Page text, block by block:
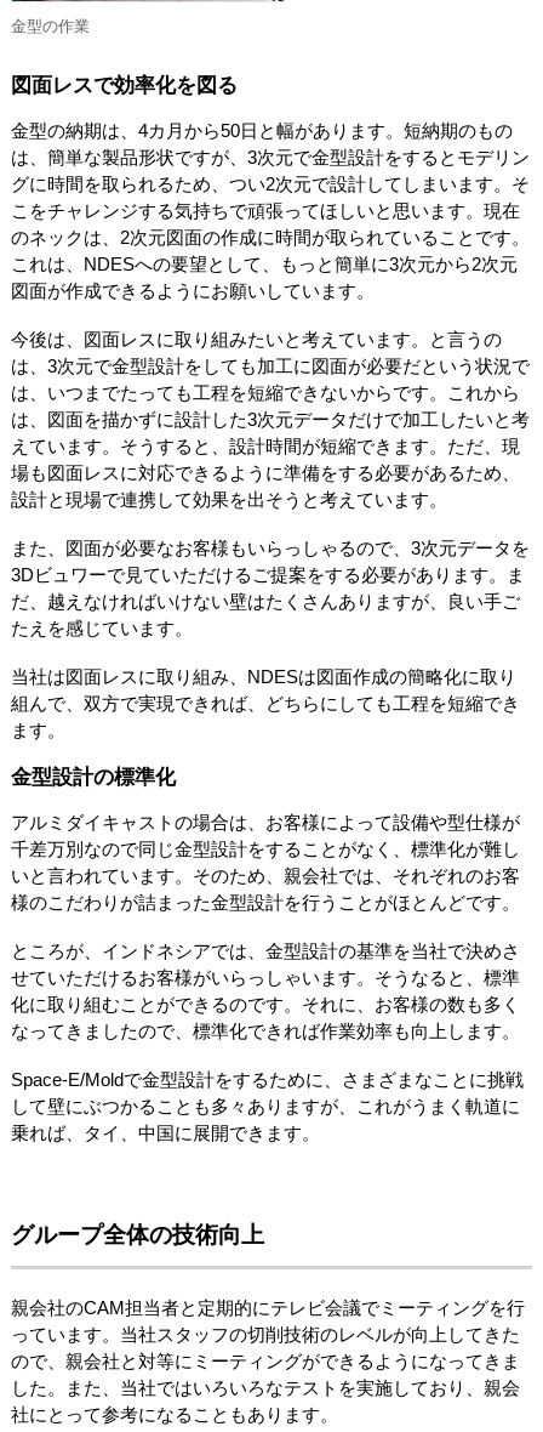
金型の作業
図面レスで効率化を図る
金型の納期は、4カ月から50日と幅があります。短納期のもの
は、簡単な製品形状ですが、3次元で金型設計をするとモデリン
グに時間を取られるため、つい2次元で設計してしまいます。そ
こをチャレンジする気持ちで頑張ってほしいと思います。現在
のネックは、2次元図面の作成に時間が取られていることです。
これは、NDESへの要望として、もっと簡単に3次元から2次元
図面が作成できるようにお願いしています。
今後は、図面レスに取り組みたいと考えています。と言うの
は、3次元で金型設計をしても加工に図面が必要だという状況で
は、いつまでたっても工程を短縮できないからです。これから
は、図面を描かずに設計した3次元データだけで加工したいと考
えています。そうすると、設計時間が短縮できます。ただ、現
場も図面レスに対応できるように準備をする必要があるため、
設計と現場で連携して効果を出そうと考えています。
また、図面が必要なお客様もいらっしゃるので、3次元データを
3Dビュワーで見ていただけるご提案をする必要があります。ま
だ、越えなければいけない壁はたくさんありますが、良い手ご
たえを感じています。
当社は図面レスに取り組み、NDESは図面作成の簡略化に取り
組んで、双方で実現できれば、どちらにしても工程を短縮でき
ます。
金型設計の標準化
アルミダイキャストの場合は、お客様によって設備や型仕様が
千差万別なので同じ金型設計をすることがなく、標準化が難し
いと言われています。そのため、親会社では、それぞれのお客
様のこだわりが詰まった金型設計を行うことがほとんどです。
ところが、インドネシアでは、金型設計の基準を当社で決めさ
せていただけるお客様がいらっしゃいます。そうなると、標準
化に取り組むことができるのです。それに、お客様の数も多く
なってきましたので、標準化できれば作業効率も向上します。
Space-E/Moldで金型設計をするために、さまざまなことに挑戦
して壁にぶつかることも多々ありますが、これがうまく軌道に
乗れば、タイ、中国に展開できます。
グループ全体の技術向上
親会社のCAM担当者と定期的にテレビ会議でミーティングを行
っています。当社スタッフの切削技術のレベルが向上してきた
ので、親会社と対等にミーティングができるようになってきま
した。また、当社ではいろいろなテストを実施しており、親会
社にとって参考になることもあります。